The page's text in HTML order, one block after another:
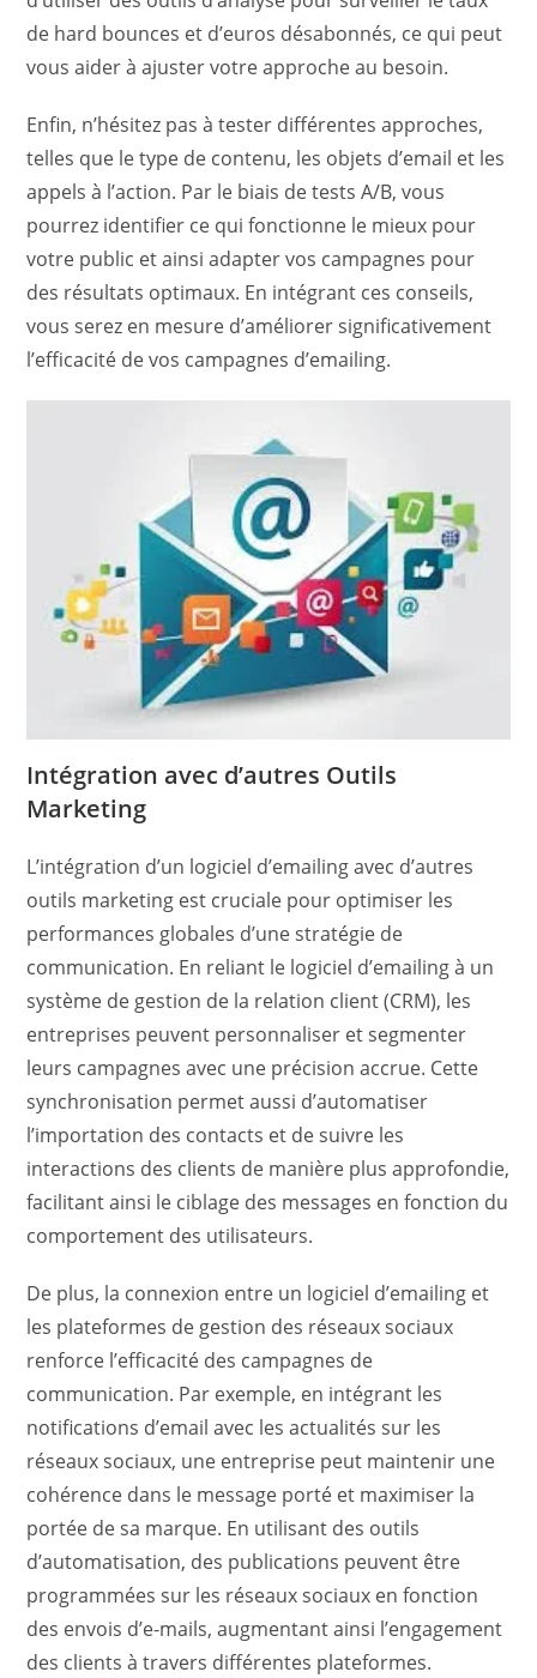
de hard bounces et d’euros désabonnés, ce qui peut
vous aider à ajuster votre approche au besoin.
Enfin, n’hésitez pas à tester différentes approches,
telles que le type de contenu, les objets d’email et les
appels à l’action. Par le biais de tests A/B, vous
pourrez identifier ce qui fonctionne le mieux pour
votre public et ainsi adapter vos campagnes pour
des résultats optimaux. En intégrant ces conseils,
vous serez en mesure d’améliorer significativement
l’efficacité de vos campagnes d’emailing.
Intégration avec d’autres Outils
Marketing
L’intégration d’un logiciel d’emailing avec d’autres
outils marketing est cruciale pour optimiser les
performances globales d’une stratégie de
communication. En reliant le logiciel d’emailing à un
système de gestion de la relation client (CRM), les
entreprises peuvent personnaliser et segmenter
leurs campagnes avec une précision accrue. Cette
synchronisation permet aussi d’automatiser
l’importation des contacts et de suivre les
interactions des clients de manière plus approfondie,
facilitant ainsi le ciblage des messages en fonction du
comportement des utilisateurs.
De plus, la connexion entre un logiciel d’emailing et
les plateformes de gestion des réseaux sociaux
renforce l’efficacité des campagnes de
communication. Par exemple, en intégrant les
notifications d’email avec les actualités sur les
réseaux sociaux, une entreprise peut maintenir une
cohérence dans le message porté et maximiser la
portée de sa marque. En utilisant des outils
d’automatisation, des publications peuvent être
programmées sur les réseaux sociaux en fonction
des envois d’e-mails, augmentant ainsi l’engagement
des clients à travers différentes plateformes.